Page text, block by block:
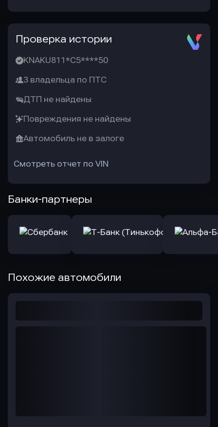
Проверка истории
KNAKU811*C5****50
3 владельца по ПТС
ДТП не найдены
Повреждения не найдены
Автомобиль не в залоге
Смотреть отчет по VIN
Банки-партнеры
Похожие автомобили